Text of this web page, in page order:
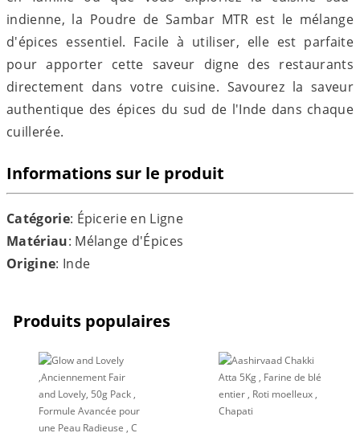
indienne, la Poudre de Sambar MTR est le mélange
d'épices essentiel. Facile à utiliser, elle est parfaite
pour apporter cette saveur digne des restaurants
directement dans votre cuisine. Savourez la saveur
authentique des épices du sud de l'Inde dans chaque
cuillerée.
Informations sur le produit
Catégorie: Épicerie en Ligne
Matériau: Mélange d'Épices
Origine: Inde
Produits populaires